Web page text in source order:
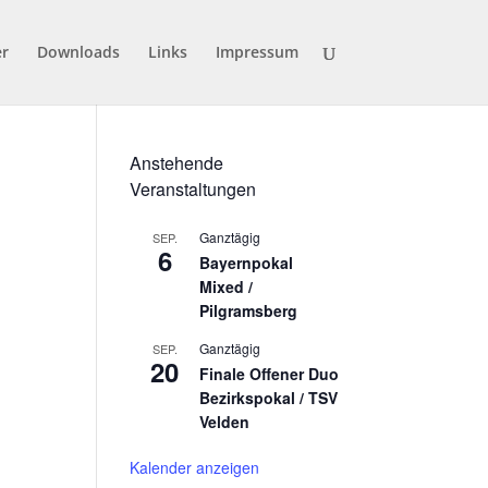
Downloads Links Impressum
Anstehende
Veranstaltungen
SEP.
6
Ganztägig
Bayernpokal
Mixed /
Pilgramsberg
SEP.
20
Ganztägig
Finale Offener Duo
Bezirkspokal / TSV
Velden
Kalender anzeigen